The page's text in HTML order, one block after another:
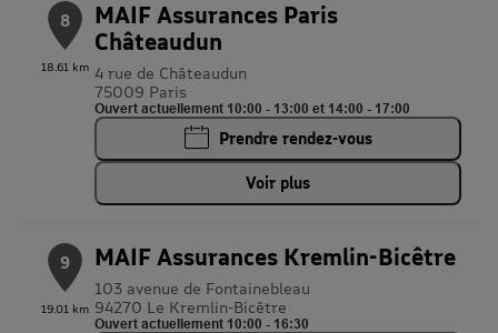
8
18.61 km
MAIF Assurances Paris
Châteaudun
4 rue de Châteaudun
75009 Paris
Ouvert actuellement 10:00 - 13:00 et 14:00 - 17:00
Prendre rendez-vous
Voir plus
9
19.01 km
MAIF Assurances Kremlin-Bicêtre
103 avenue de Fontainebleau
94270 Le Kremlin-Bicêtre
Ouvert actuellement 10:00 - 16:30